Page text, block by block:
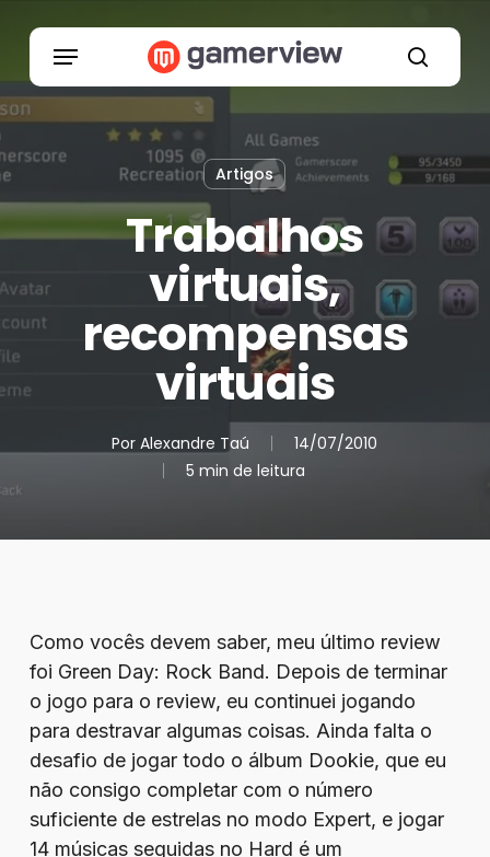
content
search
Menu
Artigos
Trabalhos
virtuais,
recompensas
virtuais
Por Alexandre Taú
14/07/2010
5 min de leitura
Como vocês devem saber, meu último review
foi Green Day: Rock Band. Depois de terminar
o jogo para o review, eu continuei jogando
para destravar algumas coisas. Ainda falta o
desafio de jogar todo o álbum Dookie, que eu
não consigo completar com o número
suficiente de estrelas no modo Expert, e jogar
14 músicas seguidas no Hard é um